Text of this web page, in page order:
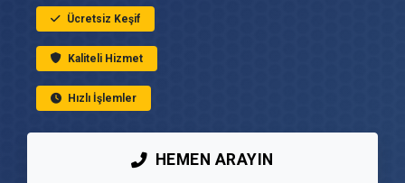
Keles Fayans & Seramik Ustası
Keles Prefabrik Ev Yapımı
Keles Peyzaj Hizmetleri
Keles Mantolama Ustası
Ücretsiz Keşif
Kaliteli Hizmet
Hızlı İşlemler
HEMEN ARAYIN